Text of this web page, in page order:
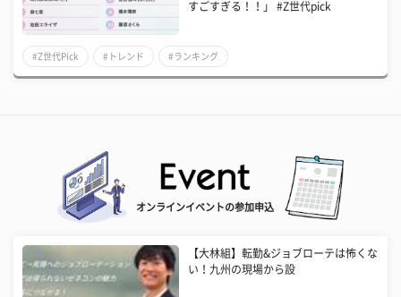
すごすぎる！！」 #Z世代pick
#Z世代Pick #トレンド #ランキング
オンラインイベントの参加申込
【大林組】転勤&ジョブローテは怖くな
い！九州の現場から設